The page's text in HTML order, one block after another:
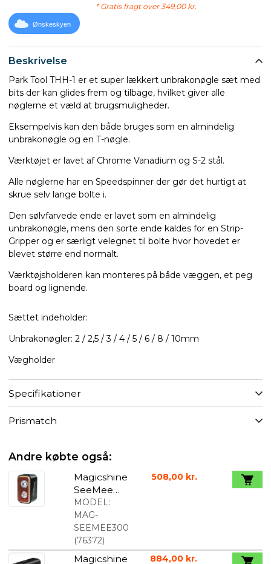
Beskrivelse
Park Tool THH-1 er et super lækkert unbrakonøgle sæt med
bits der kan glides frem og tilbage, hvilket giver alle
nøglerne et væld at brugsmuligheder.
Eksempelvis kan den både bruges som en almindelig
unbrakonøgle og en T-nøgle.
Værktøjet er lavet af Chrome Vanadium og S-2 stål.
Alle nøglerne har en Speedspinner der gør det hurtigt at
skrue selv lange bolte i.
Den sølvfarvede ende er lavet som en almindelig
unbrakonøgle, mens den sorte ende kaldes for en Strip-
Gripper og er særligt velegnet til bolte hvor hovedet er
blevet større end normalt.
Værktøjsholderen kan monteres på både væggen, et peg
board og lignende.
Sættet indeholder:
Unbrakonøgler: 2 / 2,5 / 3 / 4 / 5 / 6 / 8 / 10mm
Vægholder
Specifikationer
Prismatch
* Gratis fragt over 349,00 kr.
Ønskeskyen
Andre købte også:
Magicshine
SeeMee
300
Baglygte
MODEL:
MAG-
SEEMEE300
(76372)
508,00 kr.
Magicshine 884,00 kr.